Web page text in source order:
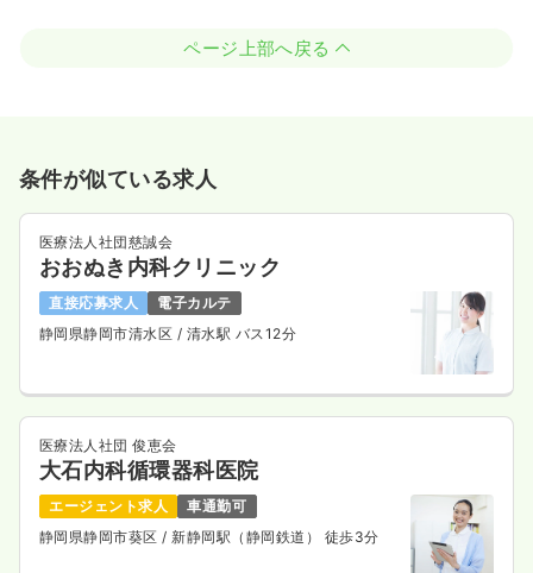
ページ上部へ戻る
条件が似ている求人
医療法人社団慈誠会
おおぬき内科クリニック
直接応募求人
電子カルテ
静岡県静岡市清水区 / 清水駅 バス12分
医療法人社団 俊恵会
大石内科循環器科医院
エージェント求人
車通勤可
静岡県静岡市葵区/ 新静岡駅（静岡鉄道） 徒歩3分